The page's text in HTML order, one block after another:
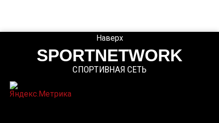
SPORTNETWORK
СПОРТИВНАЯ СЕТЬ
Наверх